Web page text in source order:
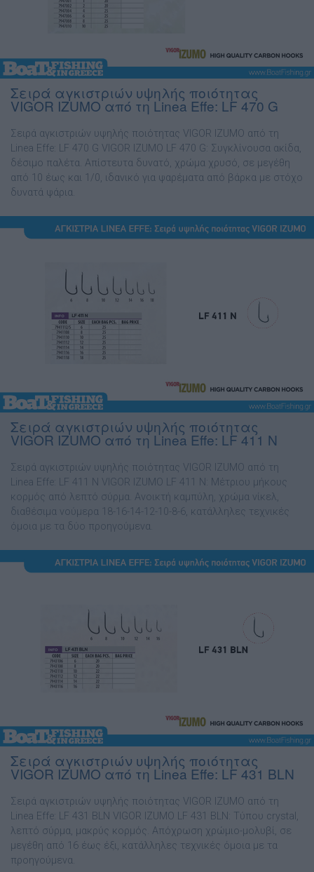
Σειρά αγκιστριών υψηλής ποιότητας
VIGOR IZUMO από τη Linea Effe: LF 470 G
Σειρά αγκιστριών υψηλής ποιότητας VIGOR IZUMO από τη
Linea Effe: LF 470 G VIGOR IZUMO LF 470 G: Συγκλίνουσα ακίδα,
δέσιµο παλέτα. Απίστευτα δυνατό, χρώµα χρυσό, σε µεγέθη
από 10 έως και 1/0, ιδανικό για ψαρέµατα από βάρκα µε στόχο
δυνατά ψάρια.
Σειρά αγκιστριών υψηλής ποιότητας
VIGOR IZUMO από τη Linea Effe: LF 411 N
Σειρά αγκιστριών υψηλής ποιότητας VIGOR IZUMO από τη
Linea Effe: LF 411 N VIGOR IZUMO LF 411 N: Μέτριου µήκους
κορµός από λεπτό σύρµα. Ανοικτή καµπύλη, χρώµα νίκελ,
διαθέσιµα νούµερα 18-16-14-12-10-8-6, κατάλληλες τεχνικές
όµοια µε τα δύο προηγούµενα.
Σειρά αγκιστριών υψηλής ποιότητας
VIGOR IZUMO από τη Linea Effe: LF 431 BLN
Σειρά αγκιστριών υψηλής ποιότητας VIGOR IZUMO από τη
Linea Effe: LF 431 BLN VIGOR IZUMO LF 431 BLN: Τύπου crystal,
λεπτό σύρµα, µακρύς κορµός. Απόχρωση χρώµιο-µολυβί, σε
µεγέθη από 16 έως έξι, κατάλληλες τεχνικές όµοια µε τα
προηγούµενα.